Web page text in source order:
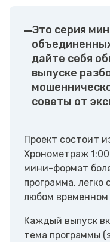
Это серия
дайте себя
выпуске
советы от
Проект состоит
Хронометраж
мини-формат
программа, легко
любом временном
Каждый выпуск
тема программы